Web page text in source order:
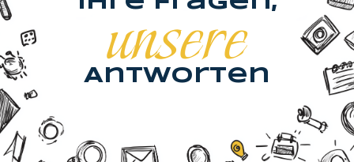
unsere
Antworten